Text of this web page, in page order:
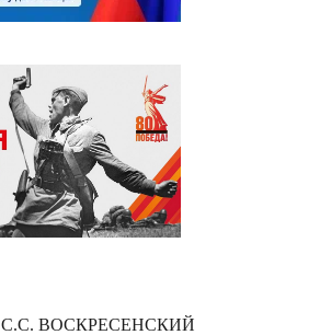
С.С. ВОСКРЕСЕНСКИЙ